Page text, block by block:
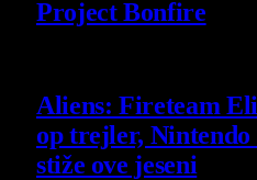
Project Bonfire
Aliens: Fireteam
op trejler,
stiže ove jeseni